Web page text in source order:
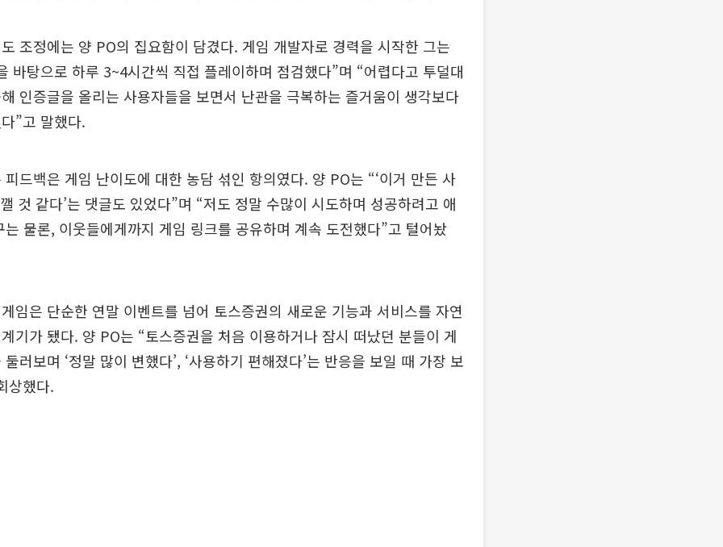
조정에는 양 PO의 집요함이 담겼다. 게임 개발자로 경력을 시작한 그는
바탕으로 하루 3~4시간씩 직접 플레이하며 점검했다”며 “어렵다고 투덜대
인증글을 올리는 사용자들을 보면서 난관을 극복하는 즐거움이 생각보다
”고 말했다.
드백은 게임 난이도에 대한 농담 섞인 항의였다. 양 PO는 “‘이거 만든 사
것 같다’는 댓글도 있었다”며 “저도 정말 수많이 시도하며 성공하려고 애
물론, 이웃들에게까지 게임 링크를 공유하며 계속 도전했다”고 털어놨
임은 단순한 연말 이벤트를 넘어 토스증권의 새로운 기능과 서비스를 자연
기가 됐다. 양 PO는 “토스증권을 처음 이용하거나 잠시 떠났던 분들이 게
러보며 ‘정말 많이 변했다’, ‘사용하기 편해졌다’는 반응을 보일 때 가장 보
상했다.